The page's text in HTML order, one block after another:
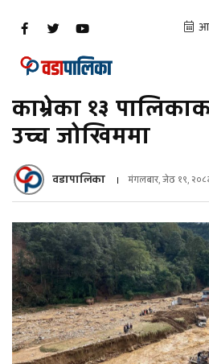
काभ्रेका १३
उच्च जोखिममा
वडापालिका मंगलबार, जेठ १९,